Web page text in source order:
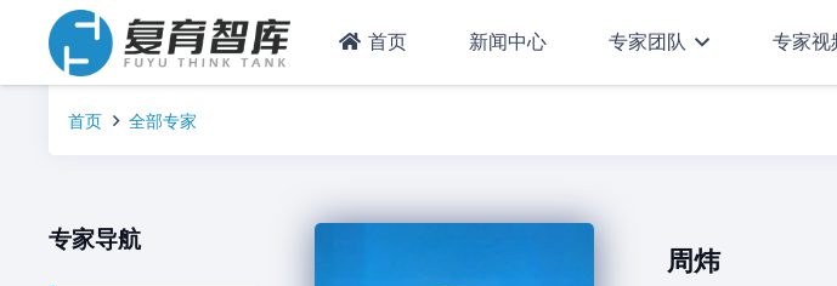
首页 新闻中心 专家团队 专家视
首页 全部专家
专家导航
周炜